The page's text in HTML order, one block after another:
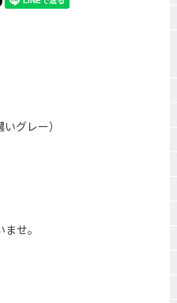
グレー）
せ。